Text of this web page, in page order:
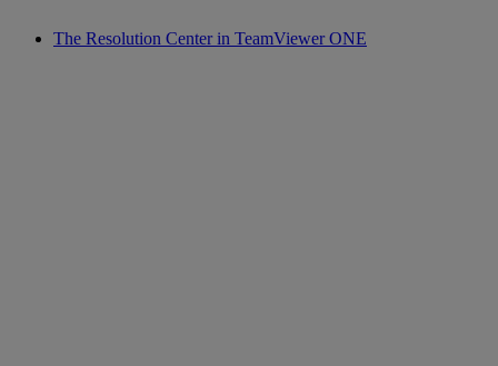
The Resolution Center in TeamViewer ONE